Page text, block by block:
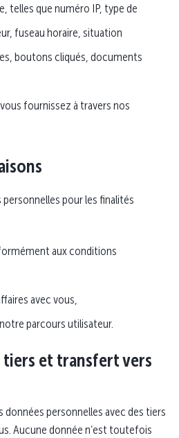
telles que numéro IP, type de
fuseau horaire, situation
boutons cliqués, documents
fournissez à travers nos
pour les finalités
aux conditions
avec vous,
parcours utilisateur.
tiers et transfert vers
données personnelles avec des tiers
Aucune donnée n’est toutefois